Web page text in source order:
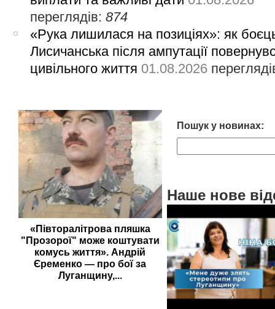
переглядів:874
«Рука лишилася на позиціях»: як
Лисичанська після ампутації
цивільного життя 01.08.2026
«Півторалітрова пляшка
"Прозорої" може коштувати
комусь життя». Андрій
Єременко — про бої за
Луганщину,...
Пошук у новинах:
Наше нове